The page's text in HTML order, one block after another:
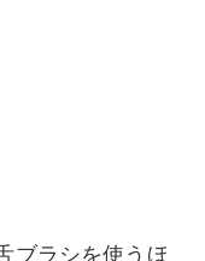
ブラシを使うほ